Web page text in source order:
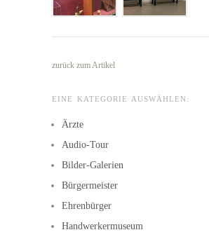
zurück zum Artikel
EINE KATEGORIE AUSWÄHLEN:
Ärzte
Audio-Tour
Bilder-Galerien
Bürgermeister
Ehrenbürger
Handwerkermuseum